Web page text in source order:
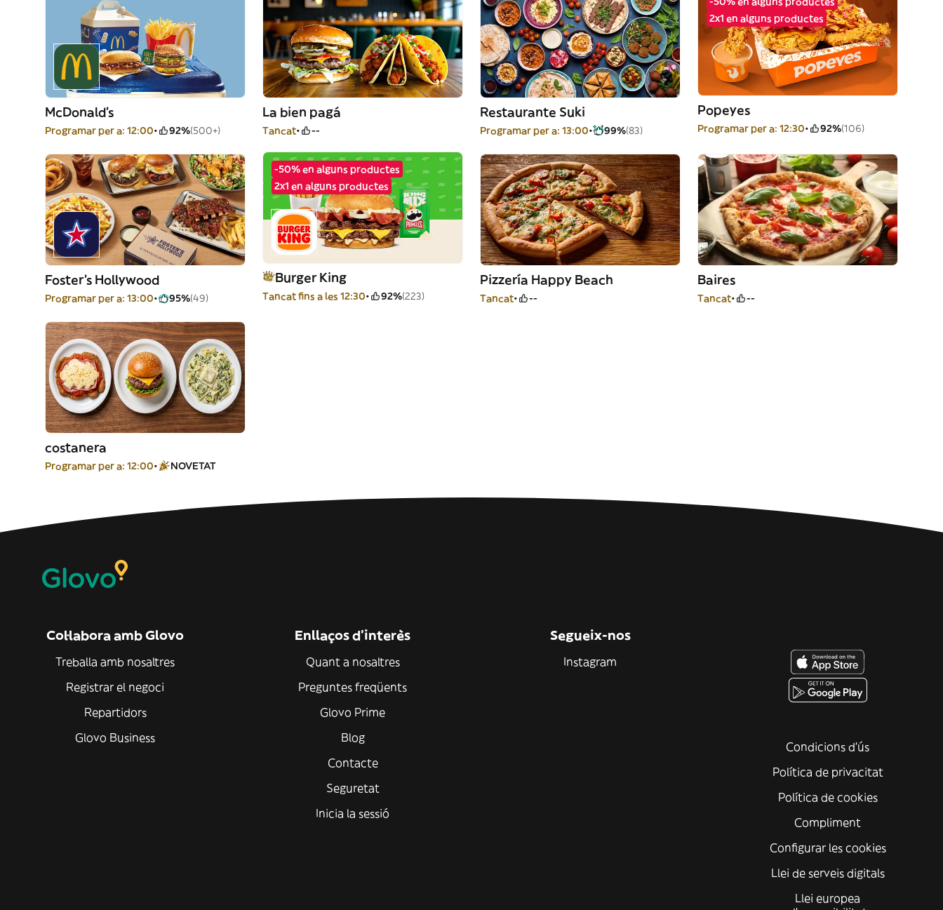
McDonald's
Programar per a: 12:00 92%(500+)
La bien pagá
Tancat --
Restaurante Suki
Programar per a: 13:00 99%(83)
2x1 en alguns productes
Popeyes
Programar per a: 12:30 92%(106)
Foster's Hollywood
Programar per a: 13:00 95%(49)
-50% en alguns productes
2x1 en alguns productes
Burger King
Tancat fins a les 12:30 92%(223)
Pizzería Happy Beach
Tancat --
Baires
Tancat --
costanera
Programar per a: 12:00 NOVETAT
Col·labora amb Glovo
Treballa amb nosaltres
Registrar el negoci
Repartidors
Glovo Business
Enllaços d'interès
Quant a nosaltres
Preguntes freqüents
Glovo Prime
Blog
Contacte
Seguretat
Inicia la sessió
Segueix-nos
Instagram
Condicions d'ús
Política de privacitat
Política de cookies
Compliment
Configurar les cookies
Llei de serveis digitals
Llei europea